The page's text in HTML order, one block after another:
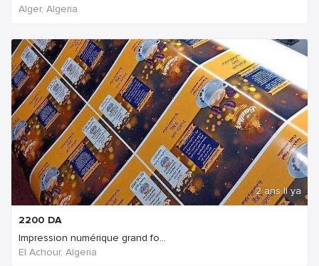
Alger, Algeria
2 ans Il ya
2200 DA
Impression numérique grand fo...
El Achour, Algeria